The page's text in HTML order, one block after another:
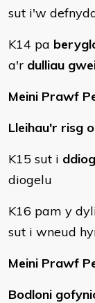
sut i'w
K14 pa
a'r dulliau
Meini Prawf
Lleihau'r risg
K15 sut i
diogelu
K16 pam y
sut i wneud
Meini Prawf
Bodloni